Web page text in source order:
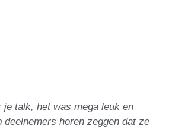
je talk, het was mega leuk en
deelnemers horen zeggen dat ze